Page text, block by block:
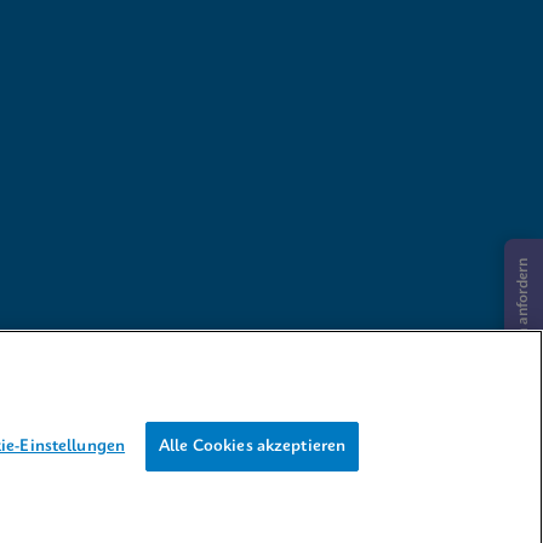
Informationen anfordern
Einstellungen Alle Cookies akzeptieren